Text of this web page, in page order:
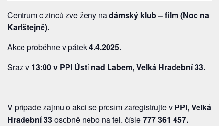
Centrum cizinců zve ženy nadámský klub – film (Noc na
Karlštejně).
Akce proběhne v pátek4.4.2025.
Sraz v 13:00 v PPI Ústí nad Labem, Velká Hradební 33.
V případě zájmu o akci se prosím zaregistrujte v PPI, Velká
Hradební 33osobně nebo na tel. čísle777 361 457.